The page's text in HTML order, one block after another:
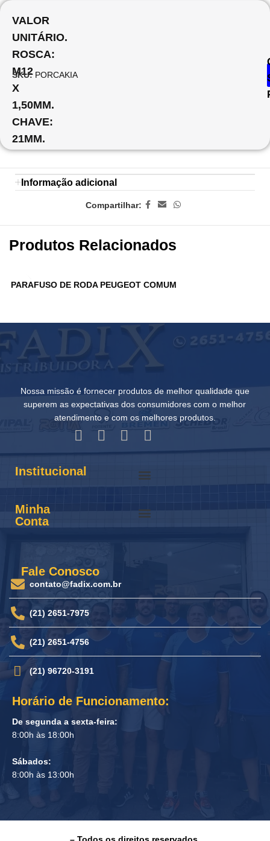
VALOR
UNITÁRIO.
ROSCA:
M12
X
1,50MM.
CHAVE:
21MM.
SKU: PORCAKIA
Informação adicional
Compartilhar:
Produtos Relacionados
PARAFUSO DE RODA PEUGEOT COMUM
Nossa missão é fornecer produtos de melhor qualidade que
superem as expectativas dos consumidores com o melhor
atendimento e com os melhores produtos.
Institucional
Minha
Conta
Fale Conosco
contato@fadix.com.br
(21) 2651-7975
(21) 2651-4756
(21) 96720-3191
Horário de Funcionamento:
De segunda a sexta-feira:
8:00h às 18:00h
Sábados:
8:00h às 13:00h